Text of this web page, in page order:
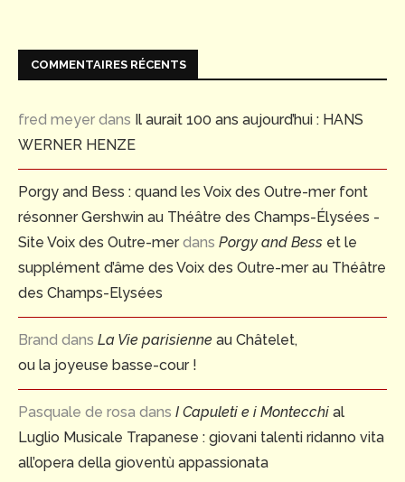
COMMENTAIRES RÉCENTS
fred meyer dans Il aurait 100 ans aujourd’hui : HANS
WERNER HENZE
Porgy and Bess : quand les Voix des Outre-mer font
résonner Gershwin au Théâtre des Champs-Élysées -
Site Voix des Outre-merdans Porgy and Bess et le
supplément d’âme des Voix des Outre-mer au Théâtre
des Champs-Elysées
Brand dans La Vie parisienne au Châtelet,
ou la joyeuse basse-cour !
Pasquale de rosa dans I Capuleti e i Montecchi al
Luglio Musicale Trapanese : giovani talenti ridanno vita
all’opera della gioventù appassionata